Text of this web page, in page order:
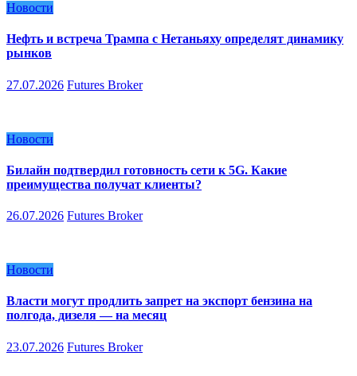
Новости
Нефть и встреча Трампа с Нетаньяху определят динамику
рынков
27.07.2026 Futures Broker
Новости
Билайн подтвердил готовность сети к 5G. Какие
преимущества получат клиенты?
26.07.2026 Futures Broker
Новости
Власти могут продлить запрет на экспорт бензина на
полгода, дизеля — на месяц
23.07.2026 Futures Broker